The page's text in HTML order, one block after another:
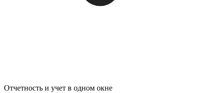
Отчетность и учет в одном окне